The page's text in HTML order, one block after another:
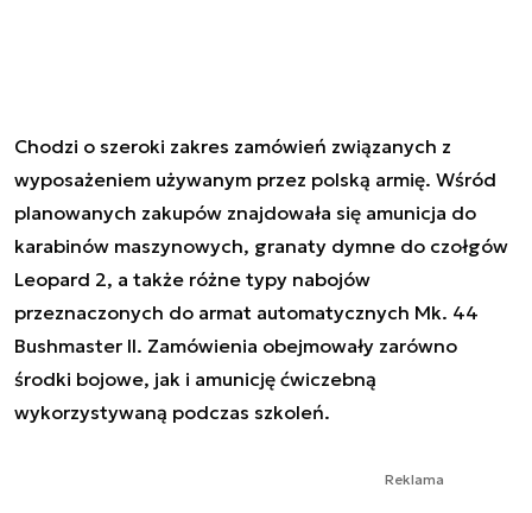
Chodzi o szeroki zakres zamówień związanych z
wyposażeniem używanym przez polską armię. Wśród
planowanych zakupów znajdowała się amunicja do
karabinów maszynowych, granaty dymne do czołgów
Leopard 2, a także różne typy nabojów
przeznaczonych do armat automatycznych Mk. 44
Bushmaster II. Zamówienia obejmowały zarówno
środki bojowe, jak i amunicję ćwiczebną
wykorzystywaną podczas szkoleń.
Reklama